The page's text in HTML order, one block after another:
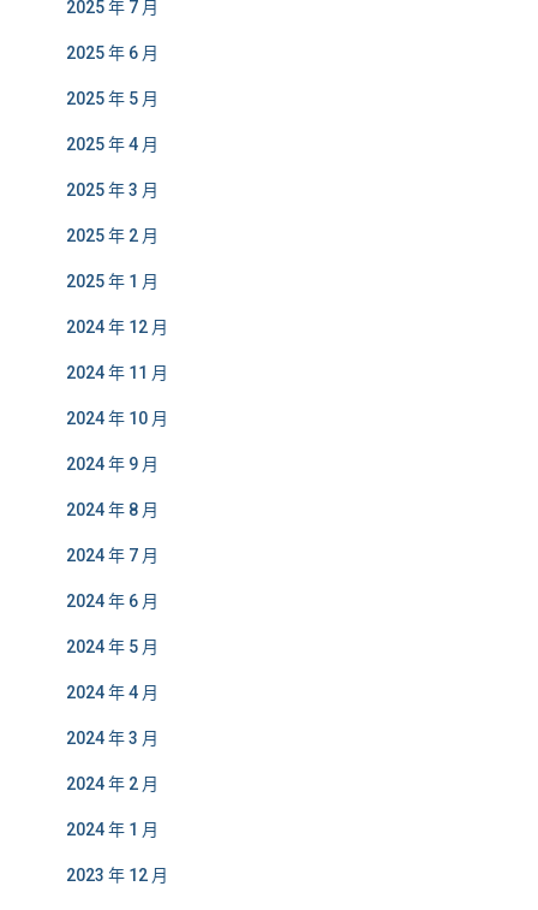
2025 年 7 月
2025 年 6 月
2025 年 5 月
2025 年 4 月
2025 年 3 月
2025 年 2 月
2025 年 1 月
2024 年 12 月
2024 年 11 月
2024 年 10 月
2024 年 9 月
2024 年 8 月
2024 年 7 月
2024 年 6 月
2024 年 5 月
2024 年 4 月
2024 年 3 月
2024 年 2 月
2024 年 1 月
2023 年 12 月